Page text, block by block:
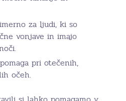
za ljudi, ki so
vonjave in imajo
pri otečenih,
očeh.